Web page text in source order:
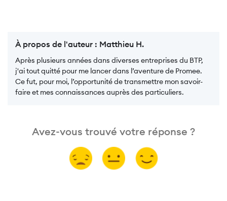
À propos de l'auteur : Matthieu H.
Après plusieurs années dans diverses entreprises du BTP,
j'ai tout quitté pour me lancer dans l’aventure de Promee.
Ce fut, pour moi, l’opportunité de transmettre mon savoir-
faire et mes connaissances auprès des particuliers.
Avez-vous trouvé votre réponse ?